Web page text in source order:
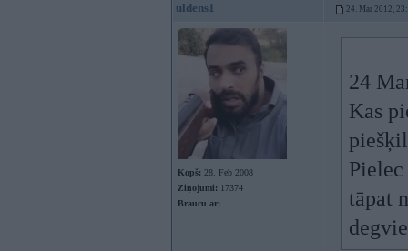
uldens1 24. Mar 2012,
Kopš: 28. Feb 2008
Ziņojumi: 17374
Braucu ar:
24
Kas
tāpat